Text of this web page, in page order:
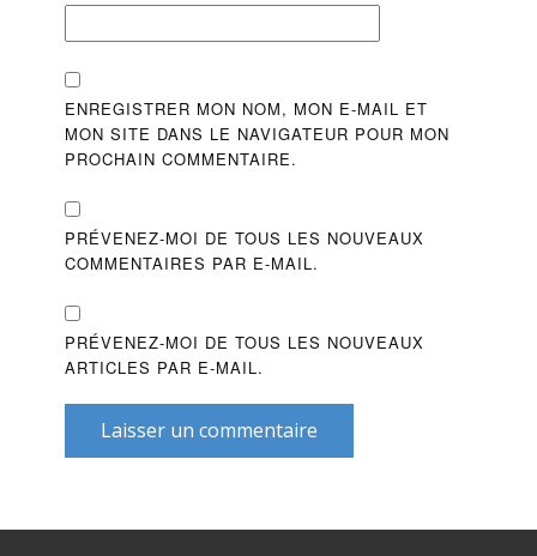
ENREGISTRER MON NOM, MON E-MAIL ET
MON SITE DANS LE NAVIGATEUR POUR MON
PROCHAIN COMMENTAIRE.
PRÉVENEZ-MOI DE TOUS LES NOUVEAUX
COMMENTAIRES PAR E-MAIL.
PRÉVENEZ-MOI DE TOUS LES NOUVEAUX
ARTICLES PAR E-MAIL.
Laisser un commentaire